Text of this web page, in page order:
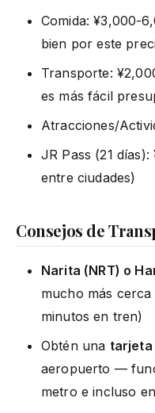
Comida: ¥3,000-
bien por este
Transporte:
es más fácil
Atracciones/
JR Pass (21
entre ciudades)
Consejos de
Narita (NRT) o
mucho más
minutos en tren)
Obtén una tarjeta
aeropuerto —
metro e incluso